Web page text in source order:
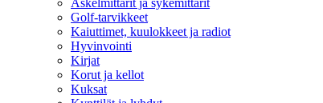
Askelmittarit ja sykemittarit
Golf-tarvikkeet
Kaiuttimet, kuulokkeet ja radiot
Hyvinvointi
Kirjat
Korut ja kellot
Kuksat